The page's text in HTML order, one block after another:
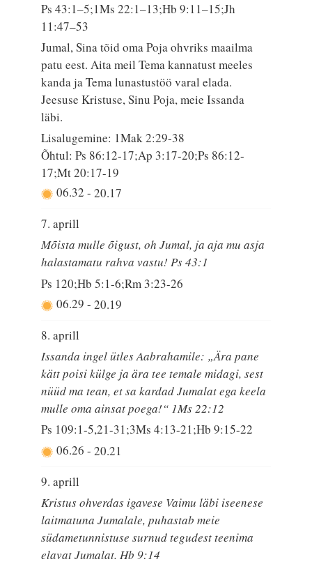
Ps 43:1–5;1Ms 22:1–13;Hb 9:11–15;Jh
11:47–53
Jumal, Sina tõid oma Poja ohvriks maailma
patu eest. Aita meil Tema kannatust meeles
kanda ja Tema lunastustöö varal elada.
Jeesuse Kristuse, Sinu Poja, meie Issanda
läbi.
Lisalugemine: 1Mak 2:29-38
Õhtul: Ps 86:12-17;Ap 3:17-20;Ps 86:12-
17;Mt 20:17-19
06.32-20.17
7. aprill
Mõista mulle õigust, oh Jumal, ja aja mu asja
halastamatu rahva vastu! Ps 43:1
Ps 120;Hb 5:1-6;Rm 3:23-26
06.29-20.19
8. aprill
Issanda ingel ütles Aabrahamile: „Ära pane
kätt poisi külge ja ära tee temale midagi, sest
nüüd ma tean, et sa kardad Jumalat ega keela
mulle oma ainsat poega!“ 1Ms 22:12
Ps 109:1-5,21-31;3Ms 4:13-21;Hb 9:15-22
06.26-20.21
9. aprill
Kristus ohverdas igavese Vaimu läbi iseenese
laitmatuna Jumalale, puhastab meie
südametunnistuse surnud tegudest teenima
elavat Jumalat. Hb 9:14